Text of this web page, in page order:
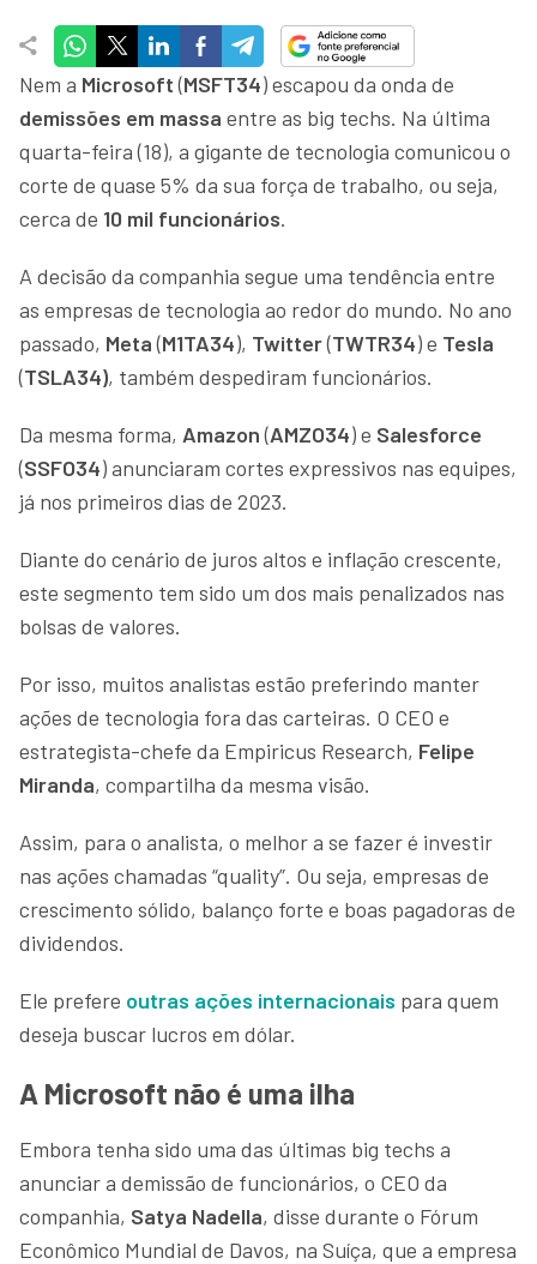
Nem a Microsoft(MSFT34) escapou da onda de
demissões em massa entre as big techs. Na última
quarta-feira (18), a gigante de tecnologia comunicou o
corte de quase 5% da sua força de trabalho, ou seja,
cerca de 10 mil funcionários.
A decisão da companhia segue uma tendência entre
as empresas de tecnologia ao redor do mundo. No ano
passado, Meta(M1TA34), Twitter(TWTR34) e Tesla
(TSLA34), também despediram funcionários.
Da mesma forma, Amazon(AMZO34) e Salesforce
(SSFO34) anunciaram cortes expressivos nas equipes,
já nos primeiros dias de 2023.
Diante do cenário de juros altos e inflação crescente,
este segmento tem sido um dos mais penalizados nas
bolsas de valores.
Por isso, muitos analistas estão preferindo manter
ações de tecnologia fora das carteiras. O CEO e
estrategista-chefe da Empiricus Research, Felipe
Miranda, compartilha da mesma visão.
Assim, para o analista, o melhor a se fazer é investir
nas ações chamadas “quality”. Ou seja, empresas de
crescimento sólido, balanço forte e boas pagadoras de
dividendos.
Ele prefere outras ações internacionais para quem
deseja buscar lucros em dólar.
A Microsoft não é uma ilha
Embora tenha sido uma das últimas big techs a
anunciar a demissão de funcionários, o CEO da
companhia, Satya Nadella, disse durante o Fórum
Econômico Mundial de Davos, na Suíça, que a empresa